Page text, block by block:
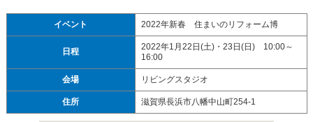
イベント 2022年新春 住まいのリフォーム博
日程
2022年1月22日(土)・23日(日) 10:00～
16:00
会場 リビングスタジオ
住所 滋賀県長浜市八幡中山町254-1